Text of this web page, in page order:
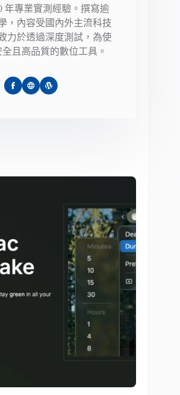
年專業實測經驗。撰寫逾
，內容受國內外主流科技
力於透過深度測試，為使
且高品質的數位工具。